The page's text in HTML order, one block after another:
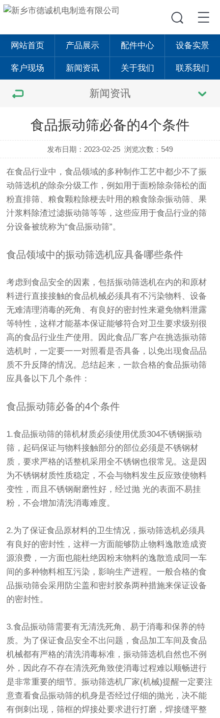
网站首页 产品展示 配件中心 设备实景
客户现场 新闻资讯 关于我们 联系我们
新闻资讯
食品振动筛必备的4个条件
发布日期：2023-02-25 浏览次数：549
在食品行业中，食品领域的多种制作工艺中都少不了振
动筛选机的除杂分级工作，例如用于面粉除杂筛松的面
粉直排筛、粮食颗粒除梗去叶用的粮食除杂振动筛、果
汁浆料除渣过滤振动筛等等，这些应用于食品行业的筛
分设备被统称为“食品振动筛”。
食品领域中的振动筛选机应具备哪些条件
考虑到食品安全的因素，包括振动筛选机在内的和原材
料进行直接接触的食品机械必须具有不污染物料、设备
无难清理消毒的死角、有良好的密封性来避免物料泄露
等特性，这样才能基本保证能够符合对卫生要求级别很
高的食品行业生产使用。因此食品厂客户在挑选振动筛
选机时，一定要一一对照看是否具备，以免出现食品品
质不升反降的情况。总结起来，一款合格的食品振动筛
应具备以下几个条件：
食品振动筛必备的4个条件
1.食品振动筛的筛机材质必须使用优质304不锈钢振动
筛，起码保证与物料接触部分的部位必须是不锈钢材
质，要求严格的话整机采用全不锈钢也很常见。这是因
为不锈钢材质性质稳定，不会与物料发生反应致使物料
变性，而且不锈钢耐磨性好，经过抛 光的表面不易挂
粉，不会增加清洗消毒难度。
2.为了保证食品原材料的卫生情况，振动筛选机必须具
有良好的密封性，这样一方面能够防止物料逸散造成资
源浪费，一方面也能杜绝因粉末物料的逸散造成同一车
间的多种物料相互污染，影响生产进程。一般合格的食
品振动筛会采用防尘盖和密封胶条两种措施来保证设备
的密封性。
3.食品振动筛需要有无清洗死角、易于消毒和保养的特
质。为了保证食品安全不出问题，食品加工车间及食品
机械都有严格的清洗消毒标准，振动筛选机自然也不例
外，因此存不存在清洗死角致使消毒过程难以顺畅进行
是非常重要的细节。振动筛选机厂家(机械)提醒一定要注
意查看食品振动筛的机身是否经过仔细的抛光，决不能
有倒刺出现，筛框的焊接处要求进行打磨，焊接缝平整